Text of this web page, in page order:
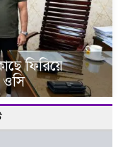
ফিরিয়ে
ওসি